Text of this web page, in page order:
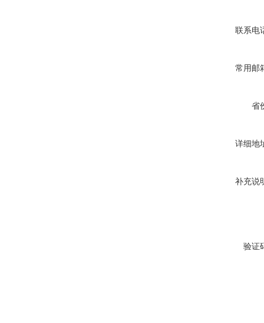
联系电
常用邮
省
详细地
补充说
验证